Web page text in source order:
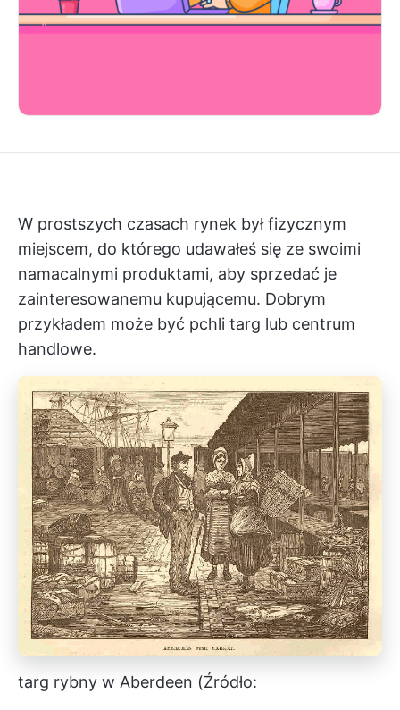
W prostszych czasach rynek był fizycznym
miejscem, do którego udawałeś się ze swoimi
namacalnymi produktami, aby sprzedać je
zainteresowanemu kupującemu. Dobrym
przykładem może być pchli targ lub centrum
handlowe.
targ rybny w Aberdeen (Źródło: